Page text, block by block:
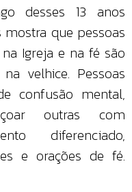
desses 13 anos
que pessoas
Igreja e na fé são
velhice. Pessoas
confusão mental,
outras com
diferenciado,
e orações de fé.